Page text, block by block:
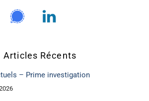
Articles Récents
– Prime investigation